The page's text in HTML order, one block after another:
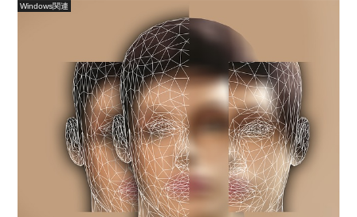
Windows関連